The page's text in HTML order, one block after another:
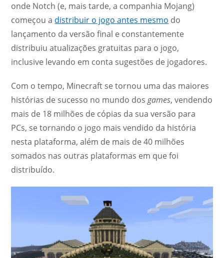
onde Notch (e, mais tarde, a companhia Mojang)
começou a distribuir o jogo antes mesmo do
lançamento da versão final e constantemente
distribuiu atualizações gratuitas para o jogo,
inclusive levando em conta sugestões de jogadores.
Com o tempo, Minecraft se tornou uma das maiores
histórias de sucesso no mundo dosgames, vendendo
mais de 18 milhões de cópias da sua versão para
PCs, se tornando o jogo mais vendido da história
nesta plataforma, além de mais de 40 milhões
somados nas outras plataformas em que foi
distribuído.